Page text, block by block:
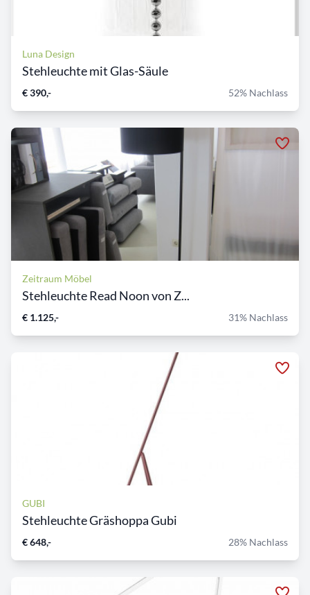
Luna Design
Stehleuchte mit Glas-Säule
€ 390,- 52% Nachlass
Zeitraum Möbel
Stehleuchte Read Noon von Z...
€ 1.125,- 31% Nachlass
GUBI
Stehleuchte Gräshoppa Gubi
€ 648,- 28% Nachlass